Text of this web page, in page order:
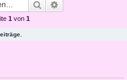
Suche
1 von 1